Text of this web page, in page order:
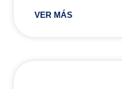
VER MÁS